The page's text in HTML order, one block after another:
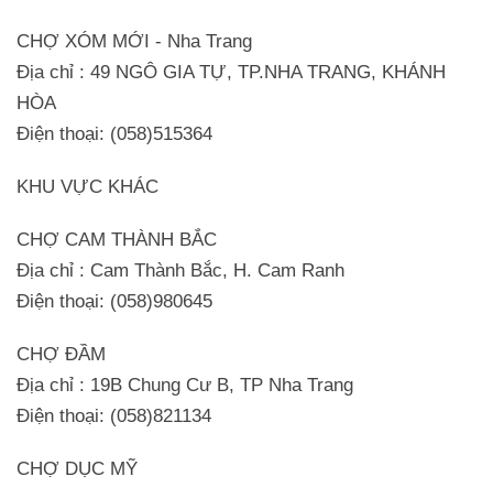
CHỢ XÓM MỚI - Nha Trang
Địa chỉ : 49 NGÔ GIA TỰ, TP.NHA TRANG, KHÁNH
HÒA
Điện thoại: (058)515364
KHU VỰC KHÁC
CHỢ CAM THÀNH BẮC
Địa chỉ : Cam Thành Bắc, H. Cam Ranh
Điện thoại: (058)980645
CHỢ ĐẦM
Địa chỉ : 19B Chung Cư B, TP Nha Trang
Điện thoại: (058)821134
CHỢ DỤC MỸ